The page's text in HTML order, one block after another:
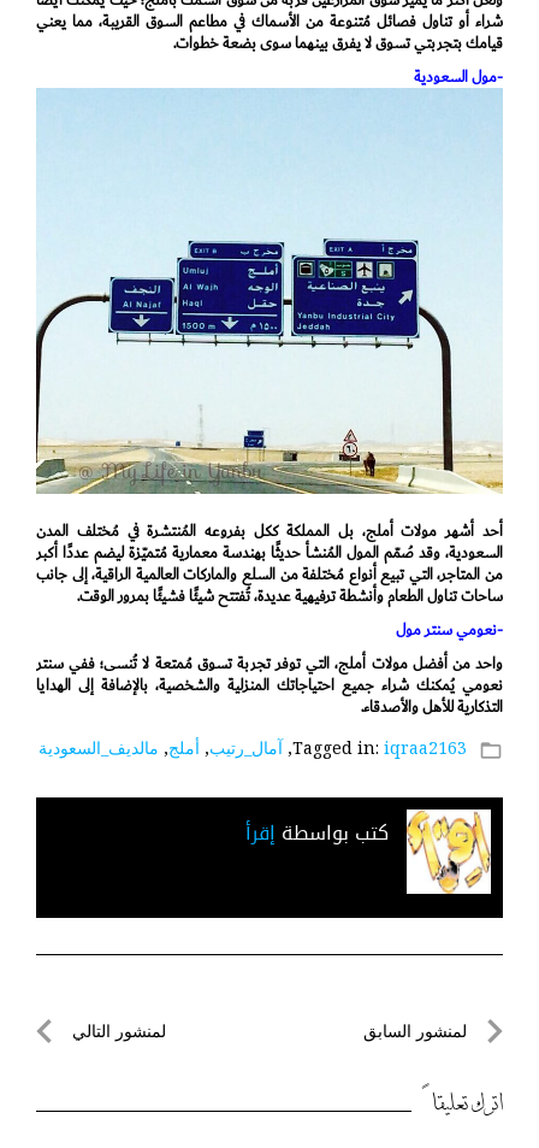
شراء أو تناول فصائل مُتنوعة من الأسماك في مطاعم السوق القريبة، مما يعني
قيامك بتجربتي تسوق لا يفرق بينهما سوى بضعة خطوات.
-مول السعودية
أحد أشهر مولات أملج، بل المملكة ككل بفروعه المُنتشرة في مُختلف المدن
السعودية، وقد صُمّم المول المُنشأ حديثًا بهندسة معمارية مُتميّزة ليضم عددًا أكبر
من المتاجر، التي تبيع أنواع مُختلفة من السلع والماركات العالمية الراقية، إلى جانب
ساحات تناول الطعام وأنشطة ترفيهية عديدة، تُفتتح شيئًا فشيئًا بمرور الوقت.
-نعومي سنتر مول
واحد من أفضل مولات أملج، التي توفر تجربة تسوق مُمتعة لا تُنسى؛ ففي سنتر
نعومي يُمكنك شراء جميع احتياجاتك المنزلية والشخصية، بالإضافة إلى الهدايا
التذكارية للأهل والأصدقاء.
folder_open
Tagged in: iqraa2163
, آمال_رتيب, أملج, مالديف_السعودية
كتب بواسطة إقرأ
تصفّحلمنشور السابق
السابق
لمنشور التالي
اترك تعليقاً